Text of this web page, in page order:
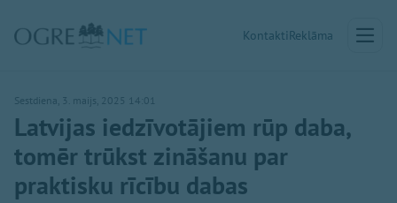
KontaktiReklāma
Sestdiena, 3. maijs, 2025 14:01
Latvijas iedzīvotājiem rūp daba,
tomēr trūkst zināšanu par
praktisku rīcību dabas